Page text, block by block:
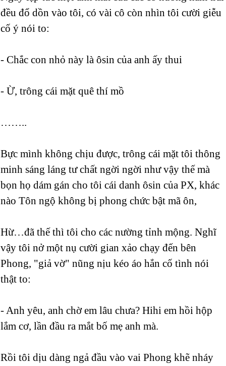
đều đổ dồn vào tôi, có vài cô còn nhìn tôi cười giễu
cố ý nói to:
- Chắc con nhỏ này là ôsin của anh ấy thui
- Ừ, trông cái mặt quê thí mồ
……..
Bực mình không chịu được, trông cái mặt tôi thông
minh sáng láng tư chất ngời ngời như vậy thế mà
bọn họ dám gán cho tôi cái danh ôsin của PX, khác
nào Tôn ngộ không bị phong chức bật mã ôn,
Hừ…đã thế thì tôi cho các nường tỉnh mộng. Nghĩ
vậy tôi nở một nụ cười gian xảo chạy đến bên
Phong, "giả vờ" nũng nịu kéo áo hắn cố tình nói
thật to:
- Anh yêu, anh chờ em lâu chưa? Hihi em hồi hộp
lắm cơ, lần đầu ra mắt bố mẹ anh mà.
Rồi tôi dịu dàng ngả đầu vào vai Phong khẽ nháy